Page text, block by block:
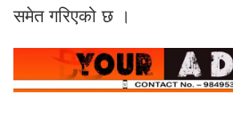
समेत गरिएको छ ।